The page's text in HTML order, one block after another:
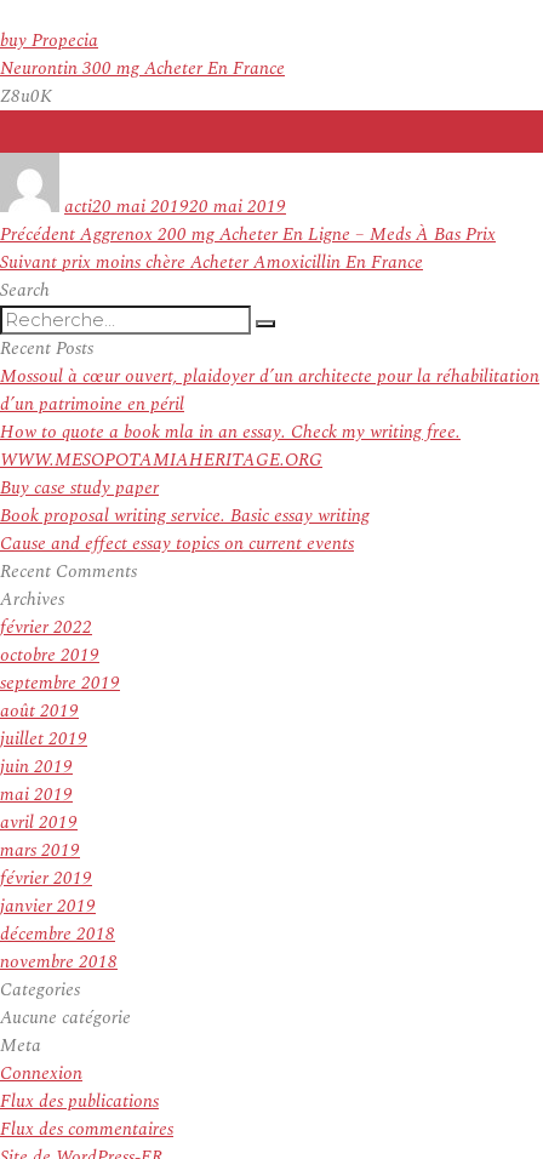
buy Propecia
Neurontin 300 mg Acheter En France
Z8u0K
actile
20 mai 201920 mai 2019
Navigation
de
l’article
PrécédentArticle
précédent :
Aggrenox 200 mg Acheter En Ligne – Meds À Bas Prix
SuivantArticle
prix moins chère Acheter Amoxicillin En France
Search
Recherche
pour
:
Recherche
Recent Posts
Mossoul à cœur ouvert, plaidoyer d’un architecte pour la réhabilitation
d’un patrimoine en péril
How to quote a book mla in an essay. Check my writing free.
WWW.MESOPOTAMIAHERITAGE.ORG
Buy case study paper
Book proposal writing service. Basic essay writing
Cause and effect essay topics on current events
Recent Comments
Archives
février 2022
octobre 2019
septembre 2019
août 2019
juillet 2019
juin 2019
mai 2019
avril 2019
mars 2019
février 2019
janvier 2019
décembre 2018
novembre 2018
Categories
Aucune catégorie
Meta
Connexion
Flux des publications
Flux des commentaires